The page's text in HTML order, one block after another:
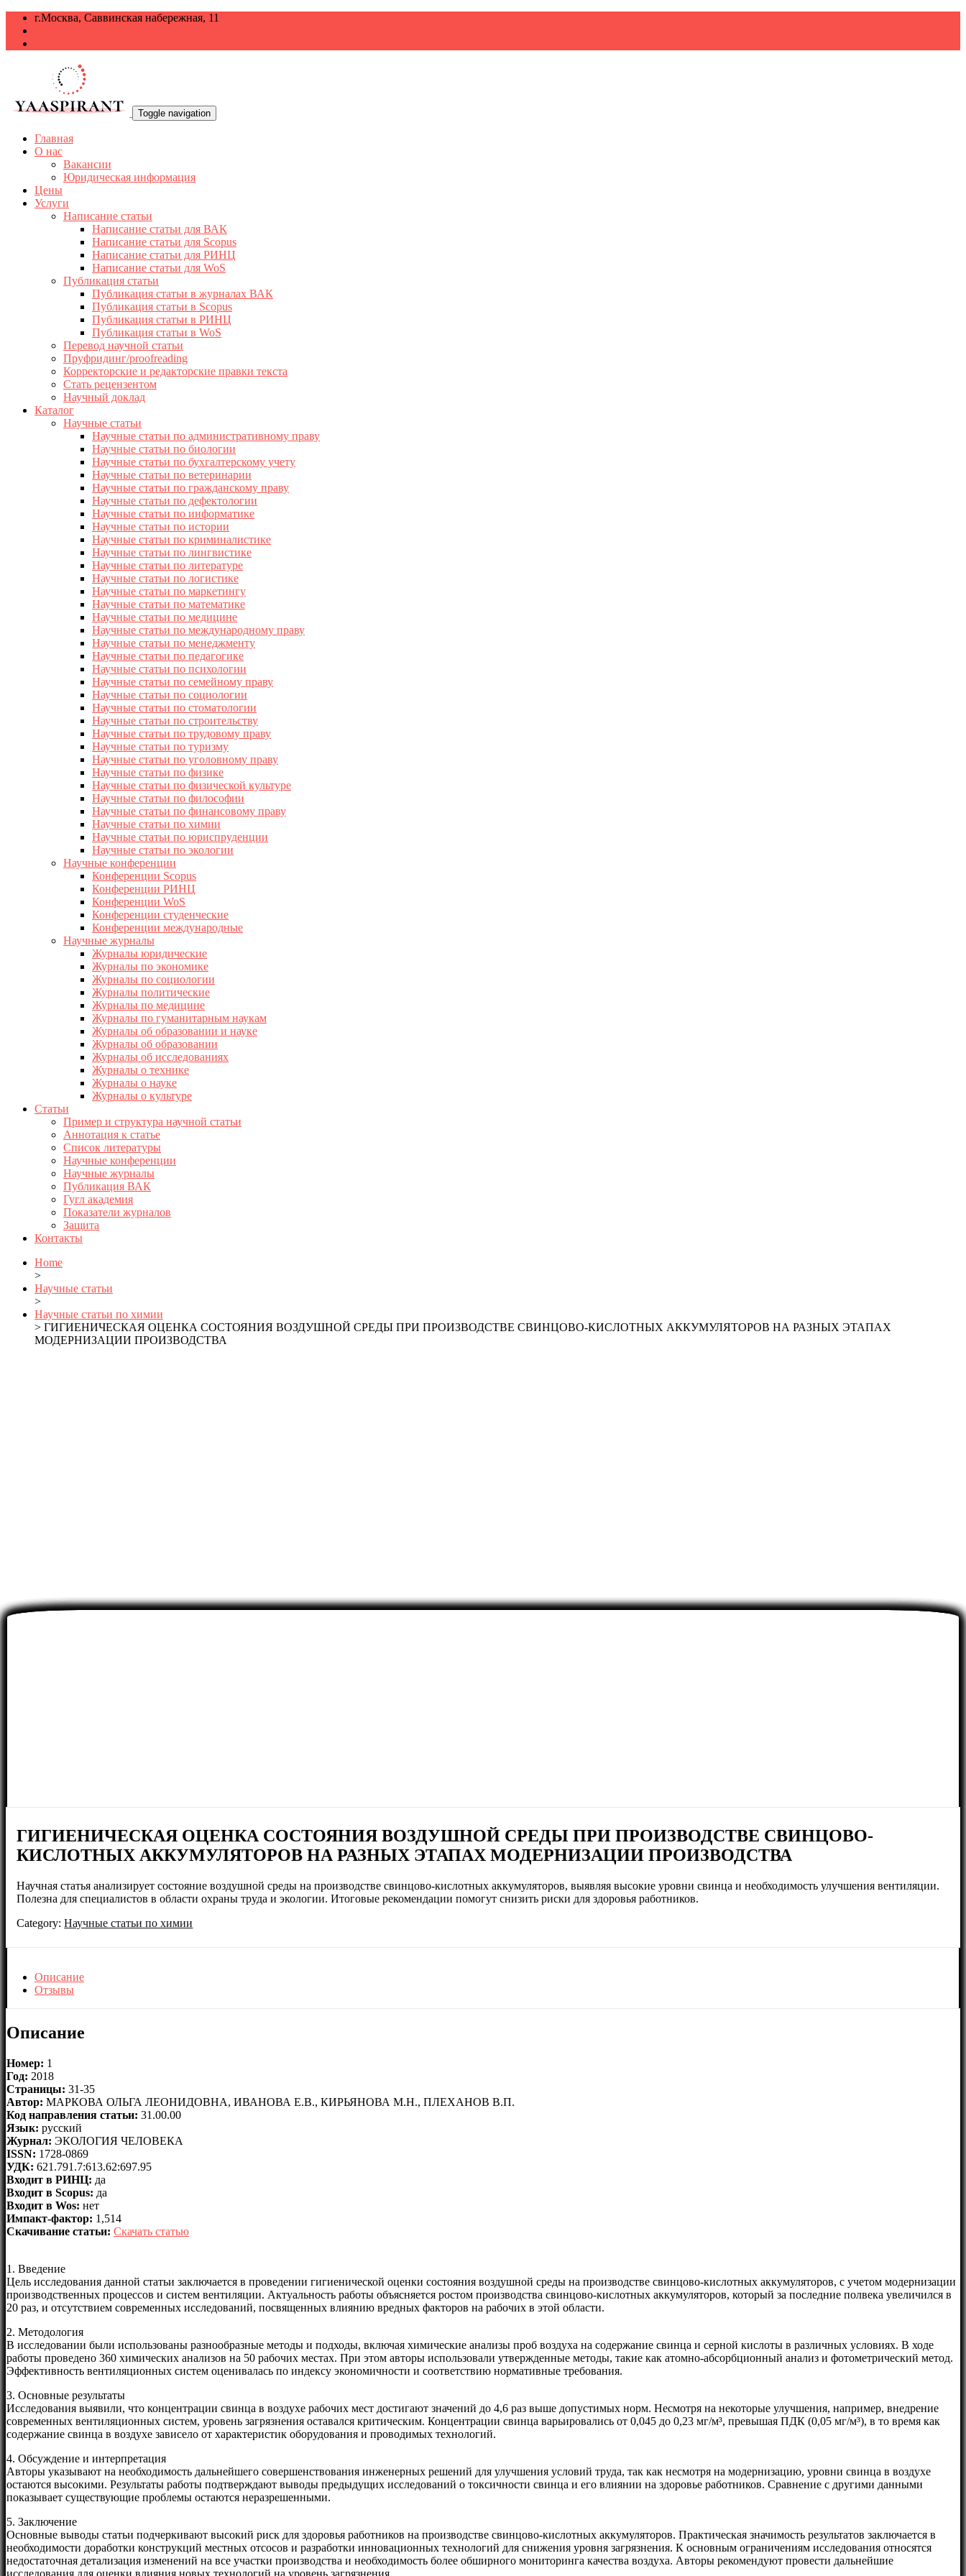
г.Москва, Саввинская набережная, 11
Toggle navigation
Главная
О нас
Вакансии
Юридическая информация
Цены
Услуги
Написание статьи
Написание статьи для ВАК
Написание статьи для Scopus
Написание статьи для РИНЦ
Написание статьи для WoS
Публикация статьи
Публикация статьи в журналах ВАК
Публикация статьи в Scopus
Публикация статьи в РИНЦ
Публикация статьи в WoS
Перевод научной статьи
Пруфридинг/proofreading
Корректорские и редакторские правки текста
Стать рецензентом
Научный доклад
Каталог
Научные статьи
Научные статьи по административному праву
Научные статьи по биологии
Научные статьи по бухгалтерскому учету
Научные статьи по ветеринарии
Научные статьи по гражданскому праву
Научные статьи по дефектологии
Научные статьи по информатике
Научные статьи по истории
Научные статьи по криминалистике
Научные статьи по лингвистике
Научные статьи по литературе
Научные статьи по логистике
Научные статьи по маркетингу
Научные статьи по математике
Научные статьи по медицине
Научные статьи по международному праву
Научные статьи по менеджменту
Научные статьи по педагогике
Научные статьи по психологии
Научные статьи по семейному праву
Научные статьи по социологии
Научные статьи по стоматологии
Научные статьи по строительству
Научные статьи по трудовому праву
Научные статьи по туризму
Научные статьи по уголовному праву
Научные статьи по физике
Научные статьи по физической культуре
Научные статьи по философии
Научные статьи по финансовому праву
Научные статьи по химии
Научные статьи по юриспруденции
Научные статьи по экологии
Научные конференции
Конференции Scopus
Конференции РИНЦ
Конференции WoS
Конференции студенческие
Конференции международные
Научные журналы
Журналы юридические
Журналы по экономике
Журналы по социологии
Журналы политические
Журналы по медицине
Журналы по гуманитарным наукам
Журналы об образовании и науке
Журналы об образовании
Журналы об исследованиях
Журналы о технике
Журналы о науке
Журналы о культуре
Статьи
Пример и структура научной статьи
Аннотация к статье
Список литературы
Научные конференции
Научные журналы
Публикация ВАК
Гугл академия
Показатели журналов
Защита
Контакты
Home
>
Научные статьи
>
Научные статьи по химии
> ГИГИЕНИЧЕСКАЯ ОЦЕНКА СОСТОЯНИЯ ВОЗДУШНОЙ СРЕДЫ ПРИ ПРОИЗВОДСТВЕ СВИНЦОВО-КИСЛОТНЫХ АККУМУЛЯТОРОВ НА РАЗНЫХ ЭТАПАХ
МОДЕРНИЗАЦИИ ПРОИЗВОДСТВА
ГИГИЕНИЧЕСКАЯ ОЦЕНКА СОСТОЯНИЯ ВОЗДУШНОЙ СРЕДЫ ПРИ ПРОИЗВОДСТВЕ СВИНЦОВО-
КИСЛОТНЫХ АККУМУЛЯТОРОВ НА РАЗНЫХ ЭТАПАХ МОДЕРНИЗАЦИИ ПРОИЗВОДСТВА
Научная статья анализирует состояние воздушной среды на производстве свинцово-кислотных аккумуляторов, выявляя высокие уровни свинца и необходимость улучшения вентиляции.
Полезна для специалистов в области охраны труда и экологии. Итоговые рекомендации помогут снизить риски для здоровья работников.
Category:Научные статьи по химии
Описание
Отзывы
Описание
Номер: 1
Год: 2018
Страницы: 31-35
Автор: МАРКОВА ОЛЬГА ЛЕОНИДОВНА, ИВАНОВА Е.В., КИРЬЯНОВА М.Н., ПЛЕХАНОВ В.П.
Код направления статьи: 31.00.00
Язык: русский
Журнал: ЭКОЛОГИЯ ЧЕЛОВЕКА
ISSN: 1728-0869
УДК: 621.791.7:613.62:697.95
Входит в РИНЦ: да
Входит в Scopus: да
Входит в Wos: нет
Импакт-фактор: 1,514
Скачивание статьи: Скачать статью
1. Введение
Цель исследования данной статьи заключается в проведении гигиенической оценки состояния воздушной среды на производстве свинцово-кислотных аккумуляторов, с учетом модернизации
производственных процессов и систем вентиляции. Актуальность работы объясняется ростом производства свинцово-кислотных аккумуляторов, который за последние полвека увеличился в
20 раз, и отсутствием современных исследований, посвященных влиянию вредных факторов на рабочих в этой области.
2. Методология
В исследовании были использованы разнообразные методы и подходы, включая химические анализы проб воздуха на содержание свинца и серной кислоты в различных условиях. В ходе
работы проведено 360 химических анализов на 50 рабочих местах. При этом авторы использовали утвержденные методы, такие как атомно-абсорбционный анализ и фотометрический метод.
Эффективность вентиляционных систем оценивалась по индексу экономичности и соответствию нормативные требования.
3. Основные результаты
Исследования выявили, что концентрации свинца в воздухе рабочих мест достигают значений до 4,6 раз выше допустимых норм. Несмотря на некоторые улучшения, например, внедрение
современных вентиляционных систем, уровень загрязнения оставался критическим. Концентрации свинца варьировались от 0,045 до 0,23 мг/м³, превышая ПДК (0,05 мг/м³), в то время как
содержание свинца в воздухе зависело от характеристик оборудования и проводимых технологий.
4. Обсуждение и интерпретация
Авторы указывают на необходимость дальнейшего совершенствования инженерных решений для улучшения условий труда, так как несмотря на модернизацию, уровни свинца в воздухе
остаются высокими. Результаты работы подтверждают выводы предыдущих исследований о токсичности свинца и его влиянии на здоровье работников. Сравнение с другими данными
показывает существующие проблемы остаются неразрешенными.
5. Заключение
Основные выводы статьи подчеркивают высокий риск для здоровья работников на производстве свинцово-кислотных аккумуляторов. Практическая значимость результатов заключается в
необходимости доработки конструкций местных отсосов и разработки инновационных технологий для снижения уровня загрязнения. К основным ограничениям исследования относятся
недостаточная детализация изменений на все участки производства и необходимость более обширного мониторинга качества воздуха. Авторы рекомендуют провести дальнейшие
исследования для оценки влияния новых технологий на уровень загрязнения.